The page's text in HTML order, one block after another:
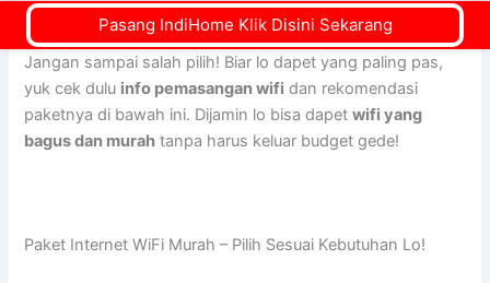
pemasangan pertama biar makin hemat!
Jangan sampai salah pilih! Biar lo dapet yang paling pas,
yuk cek dulu info pemasangan wifi dan rekomendasi
paketnya di bawah ini. Dijamin lo bisa dapetwifi yang
bagus dan murah tanpa harus keluar budget gede!
Paket Internet WiFi Murah – Pilih Sesuai Kebutuhan Lo!
Pasang IndiHome Klik Disini Sekarang